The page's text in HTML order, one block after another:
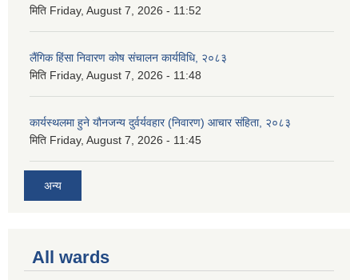
मिति Friday, August 7, 2026 - 11:52
लैंगिक हिंसा निवारण कोष संचालन कार्यविधि, २०८३
मिति Friday, August 7, 2026 - 11:48
कार्यस्थलमा हुने यौनजन्य दुर्वर्यवहार (निवारण) आचार संहिता, २०८३
मिति Friday, August 7, 2026 - 11:45
अन्य
All wards